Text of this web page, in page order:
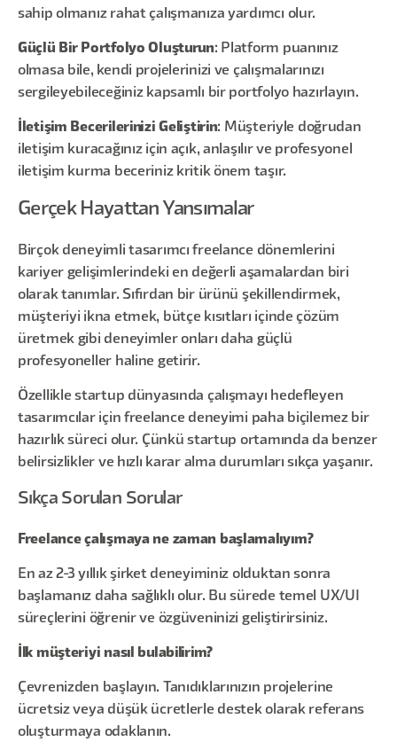
sahip olmanız rahat çalışmanıza yardımcı olur.
Güçlü Bir Portfolyo Oluşturun: Platform puanınız
olmasa bile, kendi projelerinizi ve çalışmalarınızı
sergileyebileceğiniz kapsamlı bir portfolyo hazırlayın.
İletişim Becerilerinizi Geliştirin: Müşteriyle doğrudan
iletişim kuracağınız için açık, anlaşılır ve profesyonel
iletişim kurma beceriniz kritik önem taşır.
Gerçek Hayattan Yansımalar
Birçok deneyimli tasarımcı freelance dönemlerini
kariyer gelişimlerindeki en değerli aşamalardan biri
olarak tanımlar. Sıfırdan bir ürünü şekillendirmek,
müşteriyi ikna etmek, bütçe kısıtları içinde çözüm
üretmek gibi deneyimler onları daha güçlü
profesyoneller haline getirir.
Özellikle startup dünyasında çalışmayı hedefleyen
tasarımcılar için freelance deneyimi paha biçilemez bir
hazırlık süreci olur. Çünkü startup ortamında da benzer
belirsizlikler ve hızlı karar alma durumları sıkça yaşanır.
Sıkça Sorulan Sorular
Freelance çalışmaya ne zaman başlamalıyım?
En az 2-3 yıllık şirket deneyiminiz olduktan sonra
başlamanız daha sağlıklı olur. Bu sürede temel UX/UI
süreçlerini öğrenir ve özgüveninizi geliştirirsiniz.
İlk müşteriyi nasıl bulabilirim?
Çevrenizden başlayın. Tanıdıklarınızın projelerine
ücretsiz veya düşük ücretlerle destek olarak referans
oluşturmaya odaklanın.